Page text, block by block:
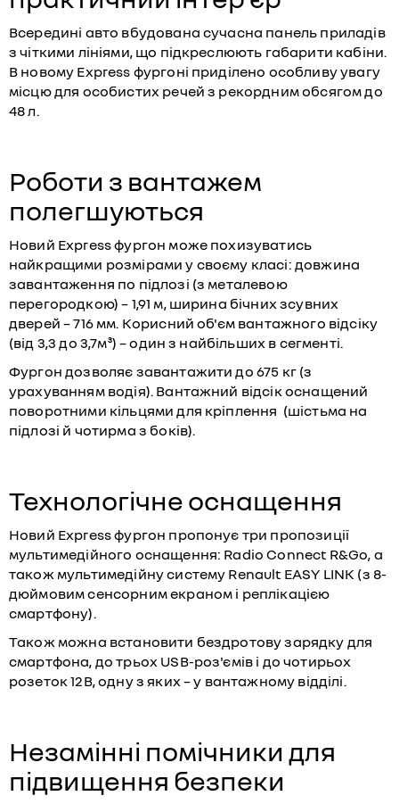
Всередині авто вбудована сучасна панель приладів
з чіткими лініями, що підкреслюють габарити кабіни.
В новому Express фургоні приділено особливу увагу
місцю для особистих речей з рекордним обсягом до
48 л.
Роботи з вантажем
полегшуються
Новий Express фургон може похизуватись
найкращими розмірами у своєму класі: довжина
завантаження по підлозі (з металевою
перегородкою) – 1,91 м, ширина бічних зсувних
дверей – 716 мм. Корисний об'єм вантажного відсіку
(від 3,3 до 3,7м³) – один з найбільших в сегменті.
Фургон дозволяє завантажити до 675 кг (з
урахуванням водія). Вантажний відсік оснащений
поворотними кільцями для кріплення (шістьма на
підлозі й чотирма з боків).
Технологічне оснащення
Новий Express фургон пропонує три пропозиції
мультимедійного оснащення: Radio Connect R&Go, а
також мультимедійну систему Renault EASY LINK (з 8-
дюймовим сенсорним екраном і реплікацією
смартфону).
Також можна встановити бездротову зарядку для
смартфона, до трьох USB-роз'ємів і до чотирьох
розеток 12В, одну з яких – у вантажному відділі.
Незамінні помічники для
підвищення безпеки